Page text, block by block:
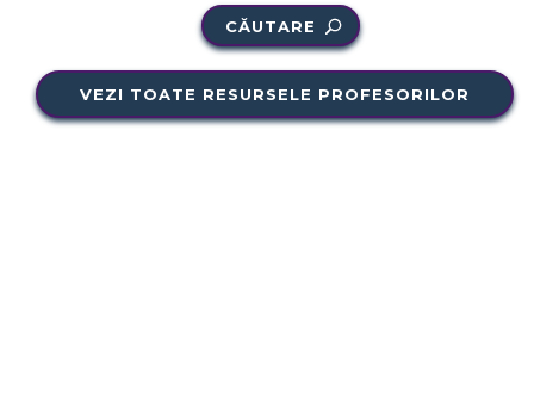
CĂUTARE
VEZI TOATE RESURSELE PROFESORILOR